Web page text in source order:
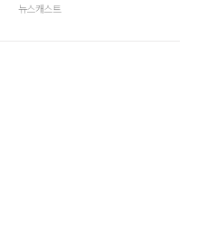
뉴스캐스트